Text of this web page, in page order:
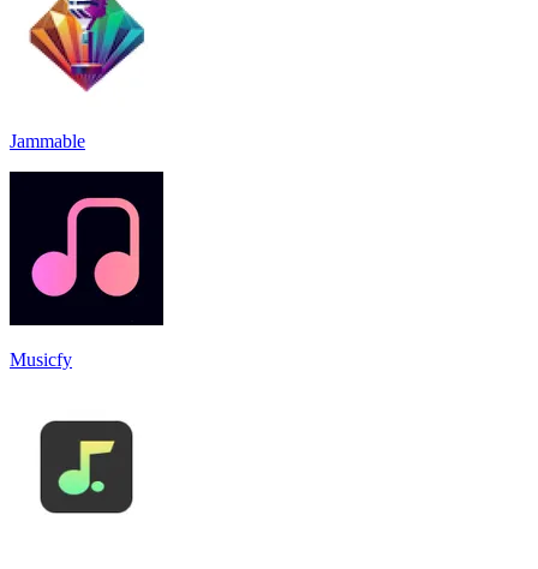
Jammable
Musicfy